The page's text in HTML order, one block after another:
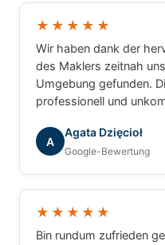
★★★★★
Wir haben dank der
des Maklers zeitnah
Umgebung gefunden.
professionell und
A
Agata Dzięcioł
Google-Bewertung
★★★★★
Bin rundum zufrieden